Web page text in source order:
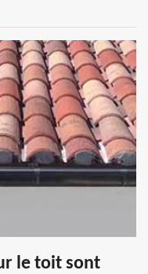
le toit sont